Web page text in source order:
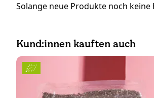
Solange neue Produkte noch
Kund:innen kauften auch